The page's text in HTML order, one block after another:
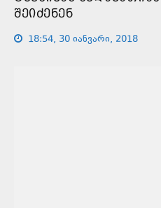
ᲨᲔᲘᲫᲔᲜᲔᲜ
18:54, 30 იანვარი, 2018